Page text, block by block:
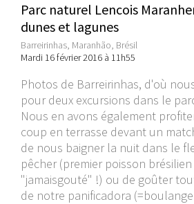
Parc naturel Lencois
dunes et lagunes
Barreirinhas, Maranhão, Brésil
Mardi 16 février 2016 à 11h55
Photos de Barreirinhas, d'où
pour deux excursions dans le
Nous en avons également
coup en terrasse devant un
de nous baigner la nuit dans le
pêcher (premier poisson
"jamaisgouté" !) ou de goûter
de notre panificadora